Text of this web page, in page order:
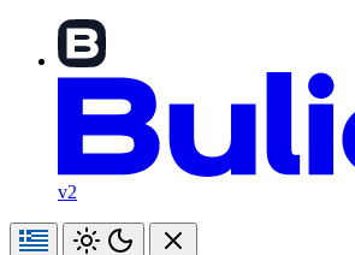
v2